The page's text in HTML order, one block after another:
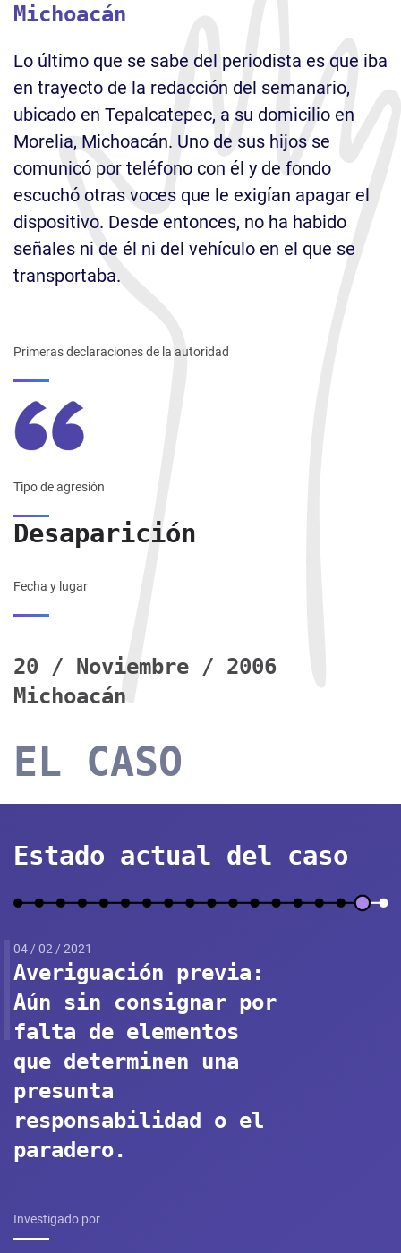
Michoacán
Lo último que se sabe del periodista es que iba
en trayecto de la redacción del semanario,
ubicado en Tepalcatepec, a su domicilio en
Morelia, Michoacán. Uno de sus hijos se
comunicó por teléfono con él y de fondo
escuchó otras voces que le exigían apagar el
dispositivo. Desde entonces, no ha habido
señales ni de él ni del vehículo en el que se
transportaba.
Primeras declaraciones de la autoridad
Tipo de agresión
Desaparición
Fecha y lugar
20 / Noviembre / 2006
Michoacán
EL CASO
Estado actual del caso
04 / 02 / 2021
Averiguación previa:
Aún sin consignar por
falta de elementos
que determinen una
presunta
responsabilidad o el
paradero.
Investigado por